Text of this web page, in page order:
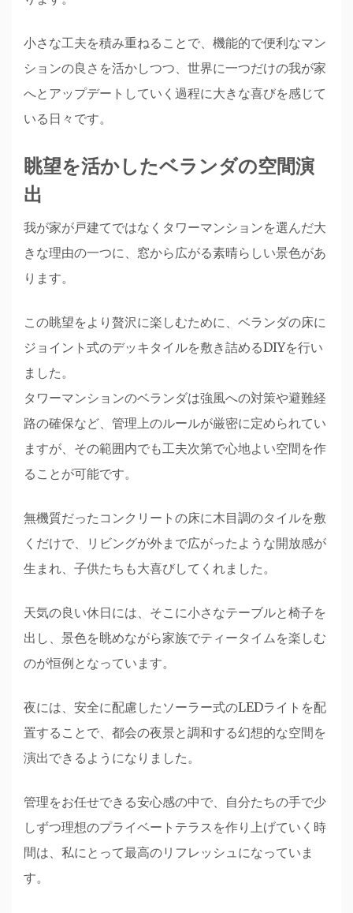
小さな工夫を積み重ねることで、機能的で便利なマン
ションの良さを活かしつつ、世界に一つだけの我が家
へとアップデートしていく過程に大きな喜びを感じて
いる日々です。
眺望を活かしたベランダの空間演
出
我が家が戸建てではなくタワーマンションを選んだ大
きな理由の一つに、窓から広がる素晴らしい景色があ
ります。
この眺望をより贅沢に楽しむために、ベランダの床に
ジョイント式のデッキタイルを敷き詰めるDIYを行い
ました。
タワーマンションのベランダは強風への対策や避難経
路の確保など、管理上のルールが厳密に定められてい
ますが、その範囲内でも工夫次第で心地よい空間を作
ることが可能です。
無機質だったコンクリートの床に木目調のタイルを敷
くだけで、リビングが外まで広がったような開放感が
生まれ、子供たちも大喜びしてくれました。
天気の良い休日には、そこに小さなテーブルと椅子を
出し、景色を眺めながら家族でティータイムを楽しむ
のが恒例となっています。
夜には、安全に配慮したソーラー式のLEDライトを配
置することで、都会の夜景と調和する幻想的な空間を
演出できるようになりました。
管理をお任せできる安心感の中で、自分たちの手で少
しずつ理想のプライベートテラスを作り上げていく時
間は、私にとって最高のリフレッシュになっていま
す。